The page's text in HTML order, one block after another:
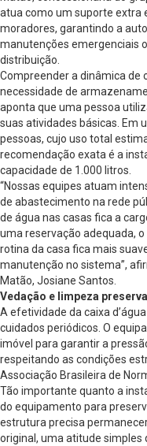
atua como um suporte extra
moradores, garantindo a
manutenções emergenciais
distribuição.
Compreender a dinâmica de
necessidade de
aponta que uma pessoa
suas atividades básicas. Em
pessoas, cujo uso total
recomendação exata é a
capacidade de 1.000 litros.
“Nossas equipes atuam
de abastecimento na rede
de água nas casas fica a
uma reservação adequada,
rotina da casa fica mais
manutenção no sistema”,
Matão, Josiane Santos.
Vedação e limpeza
A efetividade da caixa
cuidados periódicos. O
imóvel para garantir a
respeitando as condições
Associação Brasileira de
Tão importante quanto a
do equipamento para
estrutura precisa
original, uma atitude simples